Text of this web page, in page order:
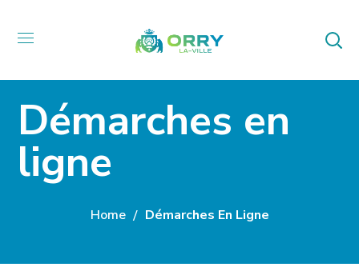
Démarches en
ligne
Home Démarches En Ligne